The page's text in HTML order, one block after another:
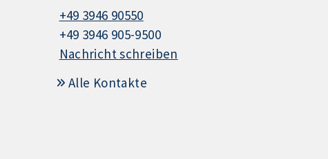
+49 3946 90550
+49 3946 905-9500
Nachricht schreiben
Alle Kontakte